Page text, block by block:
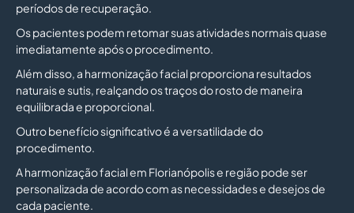
períodos de recuperação.
Os pacientes podem retomar suas atividades normais quase
imediatamente após o procedimento.
Além disso, a harmonização facial proporciona resultados
naturais e sutis, realçando os traços do rosto de maneira
equilibrada e proporcional.
Outro benefício significativo é a versatilidade do
procedimento.
A harmonização facial em Florianópolis e região pode ser
personalizada de acordo com as necessidades e desejos de
cada paciente.